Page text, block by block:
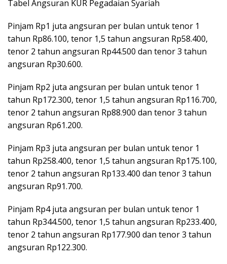
Tabel Angsuran KUR Pegadaian Syariah
Pinjam Rp1 juta angsuran per bulan untuk tenor 1
tahun Rp86.100, tenor 1,5 tahun angsuran Rp58.400,
tenor 2 tahun angsuran Rp44.500 dan tenor 3 tahun
angsuran Rp30.600.
Pinjam Rp2 juta angsuran per bulan untuk tenor 1
tahun Rp172.300, tenor 1,5 tahun angsuran Rp116.700,
tenor 2 tahun angsuran Rp88.900 dan tenor 3 tahun
angsuran Rp61.200.
Pinjam Rp3 juta angsuran per bulan untuk tenor 1
tahun Rp258.400, tenor 1,5 tahun angsuran Rp175.100,
tenor 2 tahun angsuran Rp133.400 dan tenor 3 tahun
angsuran Rp91.700.
Pinjam Rp4 juta angsuran per bulan untuk tenor 1
tahun Rp344.500, tenor 1,5 tahun angsuran Rp233.400,
tenor 2 tahun angsuran Rp177.900 dan tenor 3 tahun
angsuran Rp122.300.